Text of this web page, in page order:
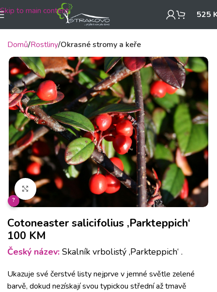
Skip to main content 525
Domů Rostliny Okrasné stromy a keře
Klikněte pro zvětšení
?
Cotoneaster salicifolius ‚Parkteppich‘
100 KM
Český název: Skalník vrbolistý ‚Parkteppich‘ .
Ukazuje své čerstvé listy nejprve v jemné světle zelené
barvě, dokud nezískají svou typickou střední až tmavě